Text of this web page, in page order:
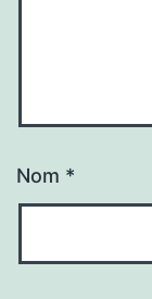
Nom *